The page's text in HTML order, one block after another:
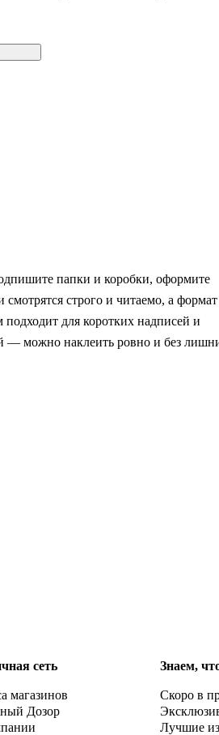
папки и коробки, оформите
строго и читаемо, а формат
для коротких надписей и
— можно наклеить ровно и без
сеть
магазинов
Дозор
Знаем,
Скоро в
Лучшие